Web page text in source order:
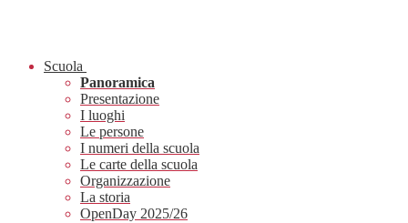
Scuola
Panoramica
Presentazione
I luoghi
Le persone
I numeri della scuola
Le carte della scuola
Organizzazione
La storia
OpenDay 2025/26